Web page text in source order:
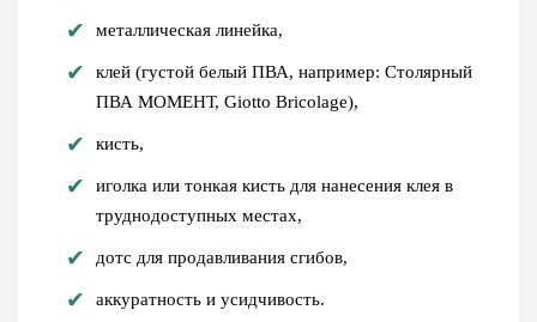
металлическая линейка,
клей (густой белый ПВА, например: Столярный
ПВА МОМЕНТ, Giotto Bricolagе),
кисть,
иголка или тонкая кисть для нанесения клея в
труднодоступных местах,
дотс для продавливания сгибов,
аккуратность и усидчивость.